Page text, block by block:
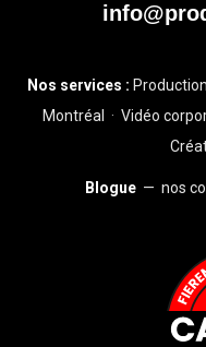
Nos services :
Montréal
· Vidéo
Blogue — nos